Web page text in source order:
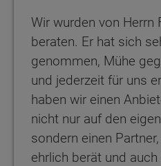
Wir wurden von Herrn
beraten. Er hat sich
genommen, Mühe
und jederzeit für uns
haben wir einen
nicht nur auf den
sondern einen
ehrlich berät und